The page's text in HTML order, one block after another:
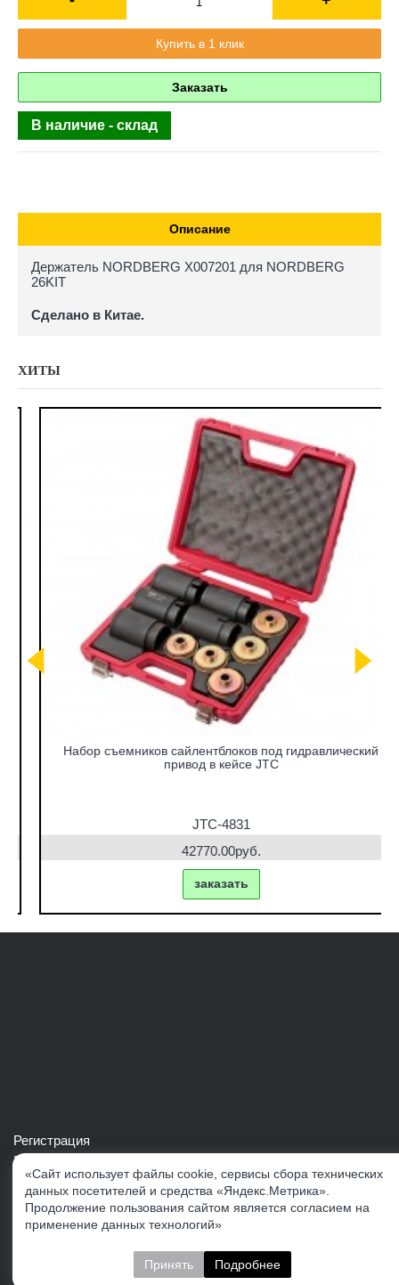
Купить в 1 клик
Заказать
В наличие - склад
Описание
Держатель NORDBERG X007201 для NORDBERG
26KIT
Сделано в Китае.
ХИТЫ
Набор съемников сайлентблоков под гидравлический
привод в кейсе JTC
JTC-4831
42770.00руб.
заказать
Регистрация
Войти в свой аккаунт
Скачать каталог продукции VERTUL
Следите за нами
«Сайт использует файлы cookie, сервисы сбора технических
данных посетителей и средства «Яндекс.Метрика».
Продолжение пользования сайтом является согласием на
применение данных технологий»
Принять Подробнее